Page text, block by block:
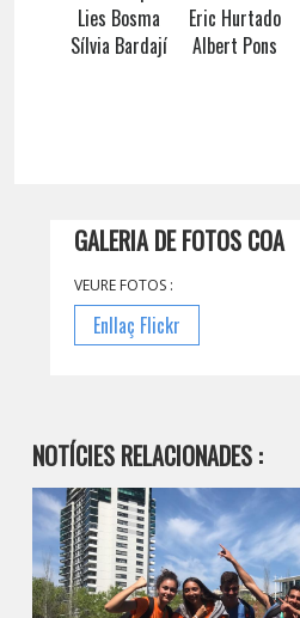
Lies Bosma
Eric Hurtado
Sílvia Bardají
Albert Pons
GALERIA DE FOTOS COA
VEURE FOTOS :
Enllaç Flickr
NOTÍCIES RELACIONADES :